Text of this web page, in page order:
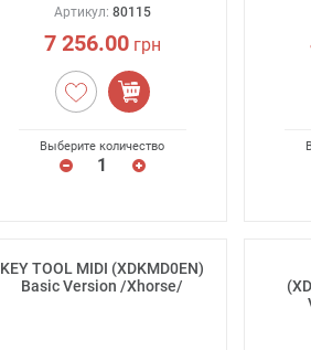
Артикул: 80115
7 256.00грн
Выберите количество
KEY TOOL MIDI (XDKMD0EN)
Basic Version /Xhorse/